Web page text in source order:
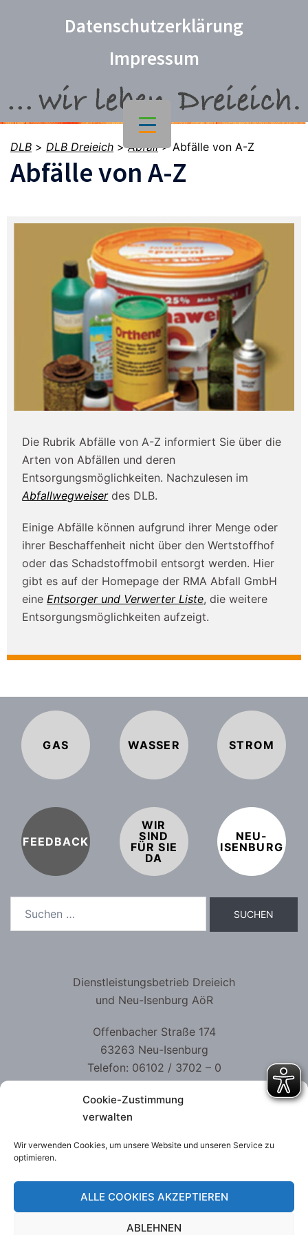
Cookie-Zustimmung
verwalten
Wir verwenden Cookies, um unsere Website und unseren Service zu
optimieren.
ALLE COOKIES AKZEPTIEREN
ABLEHNEN
Datenschutzerklärung
Impressum
DLB > DLB Dreieich >Abfall>Abfälle von A-Z
Abfälle von A-Z
Die Rubrik Abfälle von A-Z informiert Sie über die
Arten von Abfällen und deren
Entsorgungsmöglichkeiten. Nachzulesen im
Abfallwegweiserdes DLB.
Einige Abfälle können aufgrund ihrer Menge oder
ihrer Beschaffenheit nicht über den Wertstoffhof
oder das Schadstoffmobil entsorgt werden. Hier
gibt es auf der Homepage der RMA Abfall GmbH
eineEntsorger und Verwerter Liste, die weitere
Entsorgungsmöglichkeiten aufzeigt.
GAS WASSER STROM
FEEDBACK
WIR
SIND
FÜR SIE
DA
NEU-
ISENBURG
Dienstleistungsbetrieb Dreieich
und Neu-Isenburg AöR
Offenbacher Straße 174
63263 Neu-Isenburg
Telefon: 06102 / 3702 – 0
kontakt@dlb-aoer.de
Datenschutzerklärung
Impressum